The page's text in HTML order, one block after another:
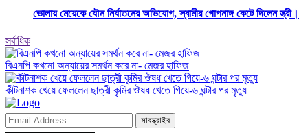
ভোলায় মেয়েকে যৌন নির্যাতনের অভিযোগ, স্বামীর গোপনাঙ্গ কেটে দিলেন স্ত্রী।
সর্বাধিক
বিএনপি কখনো অন্যায়ের সমর্থন করে না- মেজর হাফিজ
কীটনাশক খেয়ে ফেললেন ছাত্রী কৃমির ঔষধ খেতে গিয়ে-৬ ঘন্টার পর মৃত্যু
সাবস্ক্রাইব